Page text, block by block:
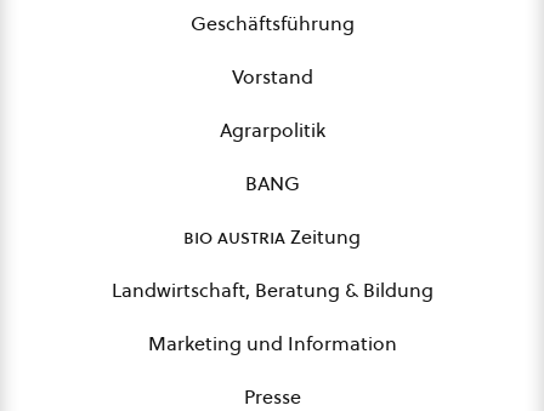
Geschäftsführung
Vorstand
Agrarpolitik
BANG
bio austriaZeitung
Landwirtschaft, Beratung & Bildung
Marketing und Information
Presse